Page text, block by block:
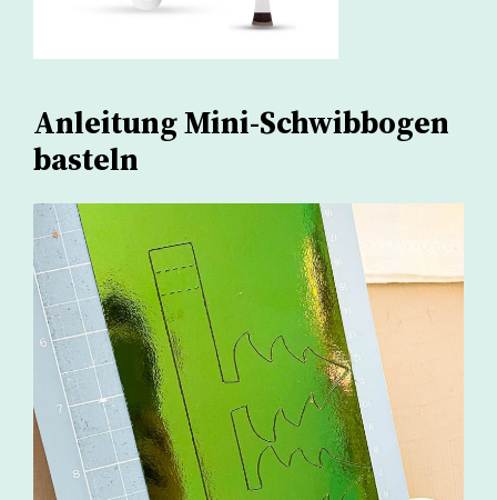
Anleitung Mini-Schwibbogen
basteln